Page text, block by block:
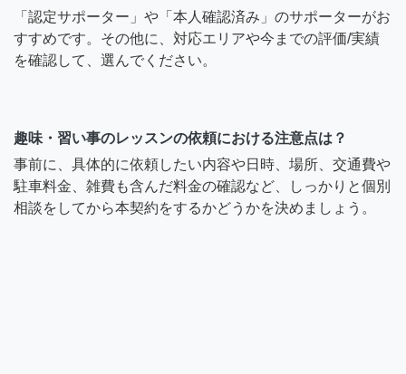
「認定サポーター」や「本人確認済み」のサポーターがお
すすめです。その他に、対応エリアや今までの評価/実績
を確認して、選んでください。
趣味・習い事のレッスンの依頼における注意点は？
事前に、具体的に依頼したい内容や日時、場所、交通費や
駐車料金、雑費も含んだ料金の確認など、しっかりと個別
相談をしてから本契約をするかどうかを決めましょう。